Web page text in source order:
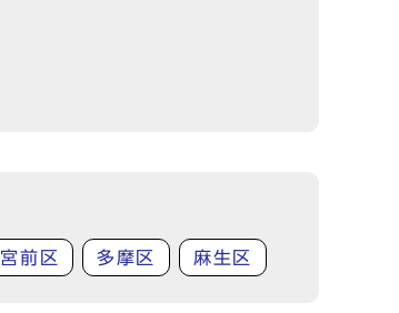
宮前区 多摩区 麻生区